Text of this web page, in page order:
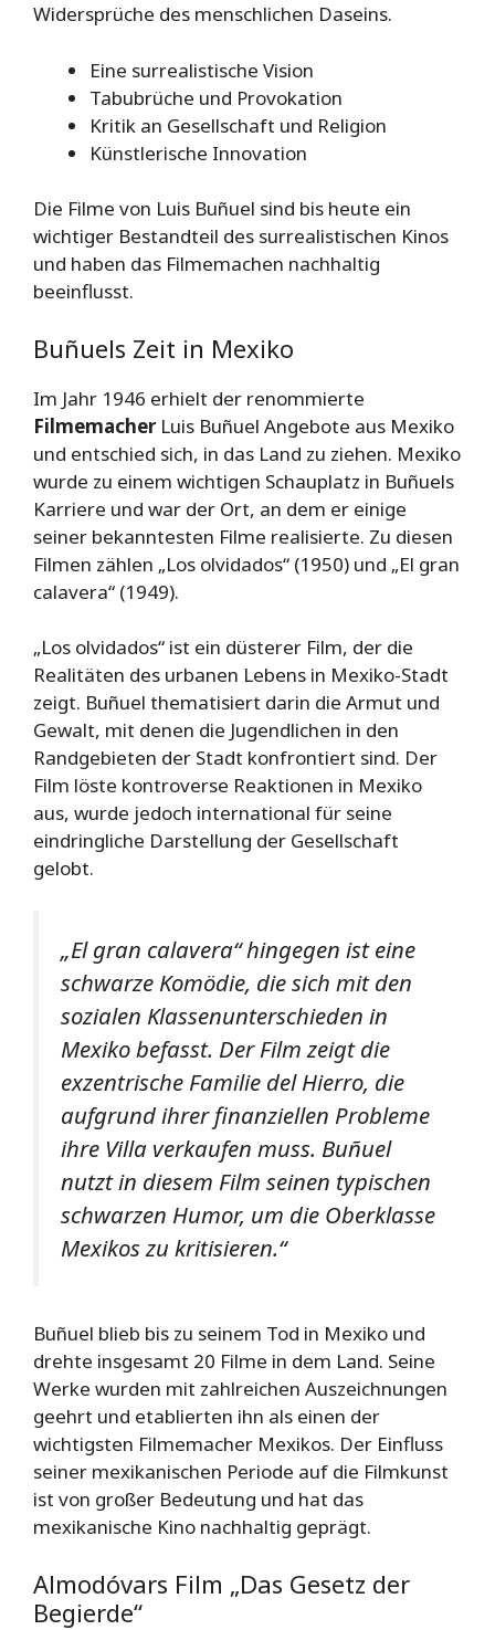
Widersprüche des menschlichen Daseins.
Eine surrealistische Vision
Tabubrüche und Provokation
Kritik an Gesellschaft und Religion
Künstlerische Innovation
Die Filme von Luis Buñuel sind bis heute ein
wichtiger Bestandteil des surrealistischen Kinos
und haben das Filmemachen nachhaltig
beeinflusst.
Buñuels Zeit in Mexiko
Im Jahr 1946 erhielt der renommierte
FilmemacherLuis Buñuel Angebote aus Mexiko
und entschied sich, in das Land zu ziehen. Mexiko
wurde zu einem wichtigen Schauplatz in Buñuels
Karriere und war der Ort, an dem er einige
seiner bekanntesten Filme realisierte. Zu diesen
Filmen zählen „Los olvidados“ (1950) und „El gran
calavera“ (1949).
„Los olvidados“ ist ein düsterer Film, der die
Realitäten des urbanen Lebens in Mexiko-Stadt
zeigt. Buñuel thematisiert darin die Armut und
Gewalt, mit denen die Jugendlichen in den
Randgebieten der Stadt konfrontiert sind. Der
Film löste kontroverse Reaktionen in Mexiko
aus, wurde jedoch international für seine
eindringliche Darstellung der Gesellschaft
gelobt.
„El gran calavera“ hingegen ist eine
schwarze Komödie, die sich mit den
sozialen Klassenunterschieden in
Mexiko befasst. Der Film zeigt die
exzentrische Familie del Hierro, die
aufgrund ihrer finanziellen Probleme
ihre Villa verkaufen muss. Buñuel
nutzt in diesem Film seinen typischen
schwarzen Humor, um die Oberklasse
Mexikos zu kritisieren.“
Buñuel blieb bis zu seinem Tod in Mexiko und
drehte insgesamt 20 Filme in dem Land. Seine
Werke wurden mit zahlreichen Auszeichnungen
geehrt und etablierten ihn als einen der
wichtigsten Filmemacher Mexikos. Der Einfluss
seiner mexikanischen Periode auf die Filmkunst
ist von großer Bedeutung und hat das
mexikanische Kino nachhaltig geprägt.
Almodóvars Film „Das Gesetz der
Begierde“